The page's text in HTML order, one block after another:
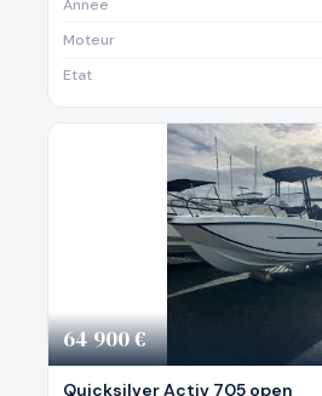
Annee
Moteur
Etat
64 900 €
Quicksilver Activ 705 open